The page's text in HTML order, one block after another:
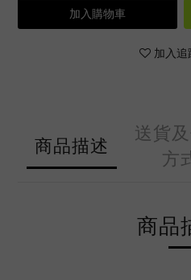
加入購物車
加入追
商品描述
送貨
方
商品